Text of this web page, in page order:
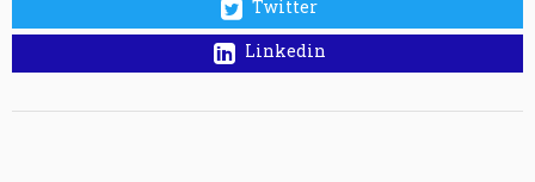
Twitter
Linkedin